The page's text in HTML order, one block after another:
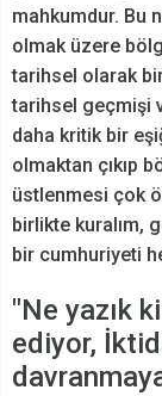
mahkumdur. Bu
olmak üzere
tarihsel olarak bir
tarihsel geçmişi
daha kritik bir
olmaktan çıkıp
üstlenmesi çok
birlikte kuralım,
bir cumhuriyeti
"Ne yazık
ediyor,